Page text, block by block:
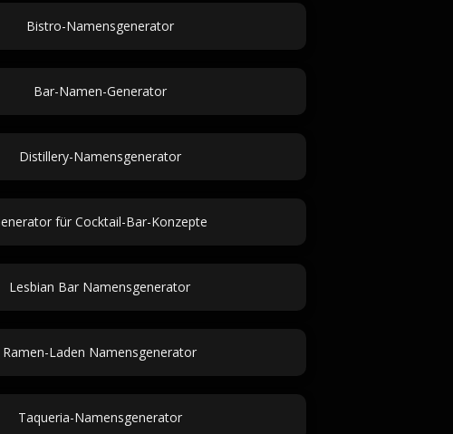
Bistro-Namensgenerator
Bar-Namen-Generator
Distillery-Namensgenerator
für Cocktail-Bar-Konzepte
Lesbian Bar Namensgenerator
Ramen-Laden Namensgenerator
Taqueria-Namensgenerator